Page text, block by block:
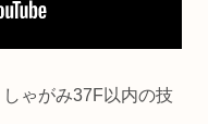
ゃがみ37F以内の技